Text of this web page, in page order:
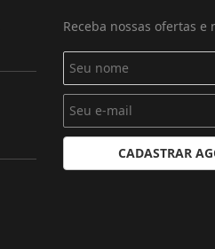
Receba nossas ofertas e